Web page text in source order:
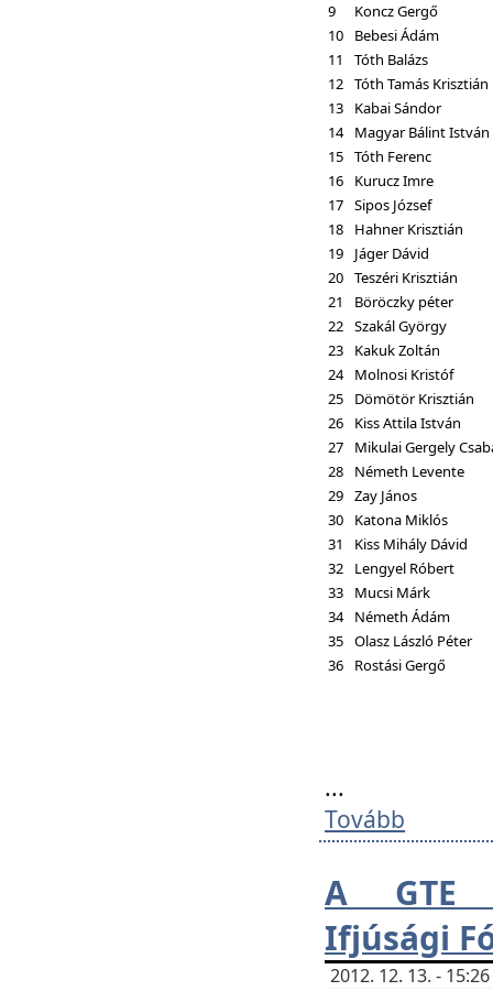
9
Koncz Gergő
10
Bebesi Ádám
11
Tóth Balázs
12 Tóth Tamás Krisztián
13
Kabai Sándor
14 Magyar Bálint István
15 Tóth Ferenc
16
Kurucz Imre
17 Sipos József
18
Hahner Krisztián
19
Jáger Dávid
20 Teszéri Krisztián
21
Böröczky péter
22 Szakál György
23
Kakuk Zoltán
24
Molnosi Kristóf
25
Dömötör Krisztián
26
Kiss Attila István
27
Mikulai Gergely
28
Németh Levente
29 Zay János
30
Katona Miklós
31
Kiss Mihály Dávid
32
Lengyel Róbert
33
Mucsi Márk
34
Németh Ádám
35 Olasz László Péter
36
Rostási Gergő
...
Tovább
A GTE
Ifjúsági
2012. 12. 13. -